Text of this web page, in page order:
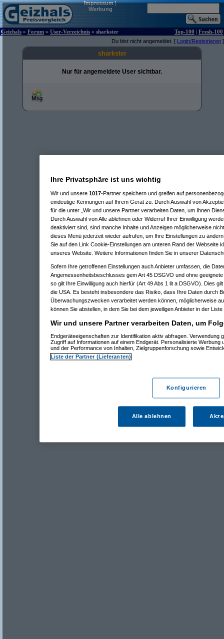
Impressum|
Werbung
Geizhals » Forum » User-Verzeichnis » sharkster Top-100 | Fresh-100
Du bist nicht angemeldet. [ Login/Registrieren ]
sharkster
Nur für angemeldete User sichtbar.
Ihre Privatsphäre ist uns wichtig
Wir und unsere 1017-Partner speichern und greifen auf
eindeutige Kennungen auf Ihrem Gerät zu. Durch Auswahl von
für die unter „Wir und unsere Partner verarbeiten Daten, um Ihnen
Durch Auswahl von Alle ablehnen oder Widerruf Ihrer Einwilligung
deaktiviert sind, sind manche Inhalte und Anzeigen möglicherweise
dieses Menü jederzeit wieder aufrufen, um Ihre Einstellungen zu
Sie auf den Link Cookie-Einstellungen am unteren Rand der Webseite
unseres Website. Weitere Informationen finden Sie in unserer
Sofern Ihre getroffenen Einstellungen auch Anbieter umfassen, die
Angemessenheitsbeschlusses gem Art 45 DSGVO und ohne
so gilt Ihre Einwilligung auch hierfür (Art 49 Abs 1 lit a DSGVO). Dies
die USA. Es besteht insbesondere das Risiko, dass Ihre Daten durch
Überwachungszwecken verarbeitet werden können, möglicherweise
können Sie abstellen, in dem Sie bei dem jeweiligen Anbieter in der
Wir und unsere Partner verarbeiten Daten, um
Endgeräteeigenschaften zur Identifikation aktiv abfragen. Verwendung
Zugriff auf Informationen auf einem Endgerät. Personalisierte Werbung
und der Performance von Inhalten, Zielgruppenforschung sowie
Liste der Partner (Lieferanten)
Konfigurieren
Alle ablehnen